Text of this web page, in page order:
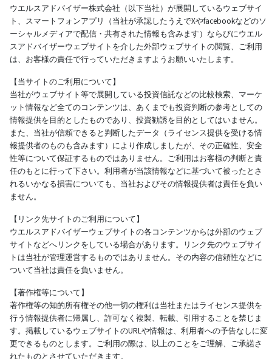
ウエルスアドバイザー株式会社（以下当社）が展開しているウェブサイ
ト、スマートフォンアプリ（当社が承認したうえでXやfacebookなどのソ
ーシャルメディアで配信・共有された情報も含みます）ならびにウエル
スアドバイザーウェブサイトを介した外部ウェブサイトの閲覧、ご利用
は、お客様の責任で行っていただきますようお願いいたします。
【当サイトのご利用について】
当社がウェブサイト等で展開している投資信託などの比較検索、マーケ
ット情報など全てのコンテンツは、あくまでも投資判断の参考としての
情報提供を目的としたものであり、投資勧誘を目的としてはいません。
また、当社が信頼できると判断したデータ（ライセンス提供を受ける情
報提供者のものも含みます）により作成しましたが、その正確性、安全
性等について保証するものではありません。ご利用はお客様の判断と責
任のもとに行って下さい。利用者が当該情報などに基づいて被ったとさ
れるいかなる損害についても、当社およびその情報提供者は責任を負い
ません。
【リンク先サイトのご利用について】
ウエルスアドバイザーウェブサイトの各コンテンツからは外部のウェブ
サイトなどへリンクをしている場合があります。リンク先のウェブサイ
トは当社が管理運営するものではありません。その内容の信頼性などに
ついて当社は責任を負いません。
【著作権等について】
著作権等の知的所有権その他一切の権利は当社またはライセンス提供を
行う情報提供者に帰属し、許可なく複製、転載、引用することを禁じま
す。掲載しているウェブサイトのURLや情報は、利用者への予告なしに変
更できるものとします。ご利用の際は、以上のことをご理解、ご承諾さ
れたものとさせていただきます。